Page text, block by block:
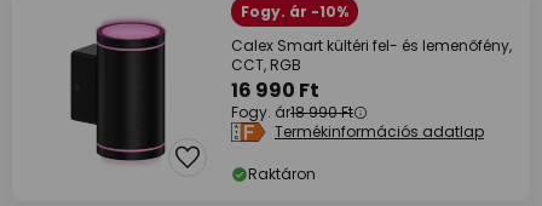
Fogy. ár -10%
Calex Smart kültéri fel- és lemenőfény,
CCT, RGB
16 990 Ft
Fogy. ár18 990 Ft
Termékinformációs adatlap
Raktáron